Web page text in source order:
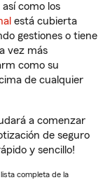
como los
está cubierta
gestiones o tiene
vez más
como su
de cualquier
a comenzar
de seguro
y sencillo!
completa de la